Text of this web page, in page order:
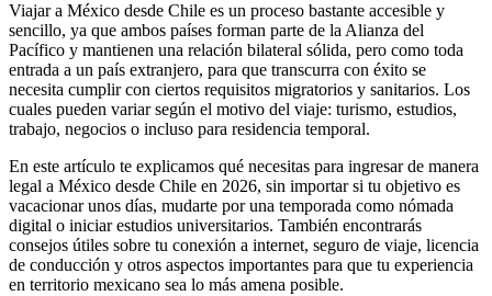
Viajar a México desde Chile es un proceso bastante accesible y
sencillo, ya que ambos países forman parte de la Alianza del
Pacífico y mantienen una relación bilateral sólida, pero como toda
entrada a un país extranjero, para que transcurra con éxito se
necesita cumplir con ciertos requisitos migratorios y sanitarios. Los
cuales pueden variar según el motivo del viaje: turismo, estudios,
trabajo, negocios o incluso para residencia temporal.
En este artículo te explicamos qué necesitas para ingresar de manera
legal a México desde Chile en 2026, sin importar si tu objetivo es
vacacionar unos días, mudarte por una temporada como nómada
digital o iniciar estudios universitarios. También encontrarás
consejos útiles sobre tu conexión a internet, seguro de viaje, licencia
de conducción y otros aspectos importantes para que tu experiencia
en territorio mexicano sea lo más amena posible.